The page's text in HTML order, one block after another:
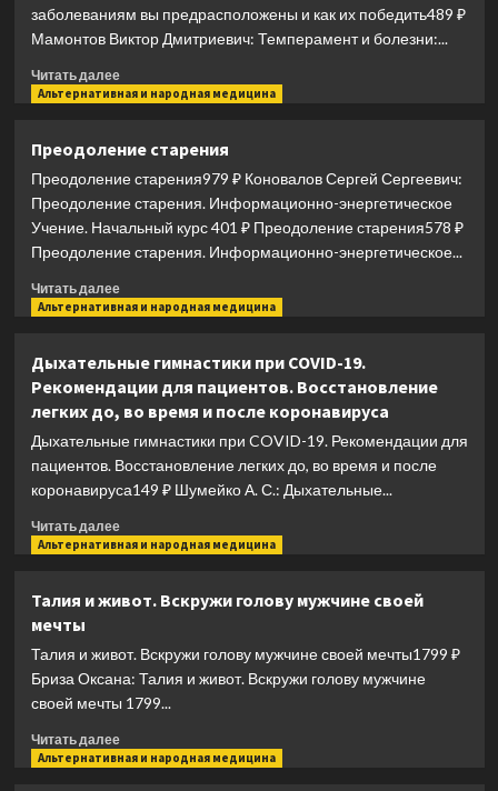
Как
помочь
предупредить
вторжение
и
вызванную
ими
болезнь.
Учебники
медицины
заболеваниям вы предрасположены и как их победить489 ₽
Мамонтов Виктор Дмитриевич: Темперамент и болезни:...
Читать далееПрочитать
больше
и
болезни:
взаимосвязь.
заболеваниям
вы
предрасположены
их
победить
Альтернативная и народная медицина
Преодоление старения
Преодоление старения979 ₽ Коновалов Сергей Сергеевич:
Преодоление старения. Информационно-энергетическое
Учение. Начальный курс 401 ₽ Преодоление старения578 ₽
Преодоление старения. Информационно-энергетическое...
Читать далееПрочитать
больше
старения
Альтернативная и народная медицина
Дыхательные гимнастики при COVID-19.
Рекомендации для пациентов. Восстановление
легких до, во время и после коронавируса
Дыхательные гимнастики при COVID-19. Рекомендации для
пациентов. Восстановление легких до, во время и после
коронавируса149 ₽ Шумейко А. С.: Дыхательные...
Читать далееПрочитать
больше
гимнастики
COVID-
для
пациентов.
Восстановление
Альтернативная и народная медицина
Талия и живот. Вскружи голову мужчине своей
мечты
Талия и живот. Вскружи голову мужчине своей мечты1799 ₽
Бриза Оксана: Талия и живот. Вскружи голову мужчине
своей мечты 1799...
Читать далееПрочитать
больше
Альтернативная и народная медицина